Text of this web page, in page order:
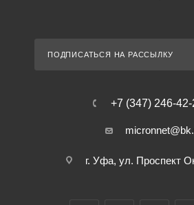
ПОДПИСАТЬСЯ НА РАССЫЛКУ
+7 (347) 246-42-
г. Уфа, ул. Проспект